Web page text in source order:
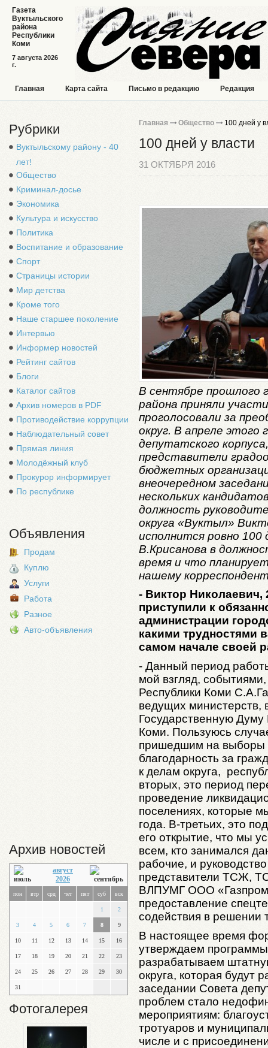
7 августа 2026
г.
Газета
Вуктыльского
района
Республики
Коми
Главная Карта сайта Письмо в редакцию Редакция
Рубрики
Вуктыльскому району - 40
лет!
Общество
Криминал-досье
Экономика
Культура и искусство
Политика
Воспитание и образование
Спорт
Страницы истории
Мир детства
Кроме того
Наше старшее поколение
Интервью
Информер новостей
Рейтинг сайтов
Блоги
Каталог сайтов
Архив номеров в PDF
Противодействие коррупции
Наблюдательный совет
Прямая линия
Молодёжный клуб
Прокурор информирует
По республике
Объявления
Продам
Куплю
Услуги
Работа
Разное
Авто-объявления
Архив новостей
август
2026
пон втр срд чет пят суб вск
1 2
3 4 5 6 7 8 9
10 11 12 13 14 15 16
17 18 19 20 21 22 23
24 25 26 27 28 29 30
31
Фотогалерея
Главная Общество 100 дней у
100 дней у власти
31 ОКТЯБРЯ 2016
В сентябре прошлого
района приняли
проголосовали за
округ. В апреле
депутатского
представители
бюджетных
внеочередном
нескольких
должность
округа «Вуктыл»
исполнится ровно
В.Крисанова в
время и что
нашему
- Виктор Николаевич,
приступили к
администрации
какими трудностями
самом начале своей
- Данный период
мой взгляд,
Республики Коми
ведущих министерств,
Государственную
Коми. Пользуюсь
пришедшим на выборы
благодарность за
к делам округа,
вторых, это период
проведение
поселениях, которые
года. В-третьих, это
его открытие, что мы
всем, кто занимался
рабочие, и
представители ТСЖ,
ВЛПУМГ ООО «Газпром
предоставление
содействия в решении
В настоящее время
утверждаем программы
разрабатываем
округа, которая будут
заседании Совета
проблем стало
мероприятиям:
тротуаров и
числе и с